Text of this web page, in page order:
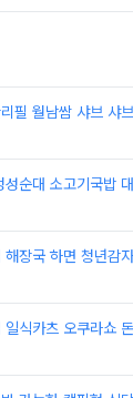
필 월남쌈 샤브 샤
성순대 소고기국밥
해장국 하면 청년감
일식카츠 오쿠라쇼